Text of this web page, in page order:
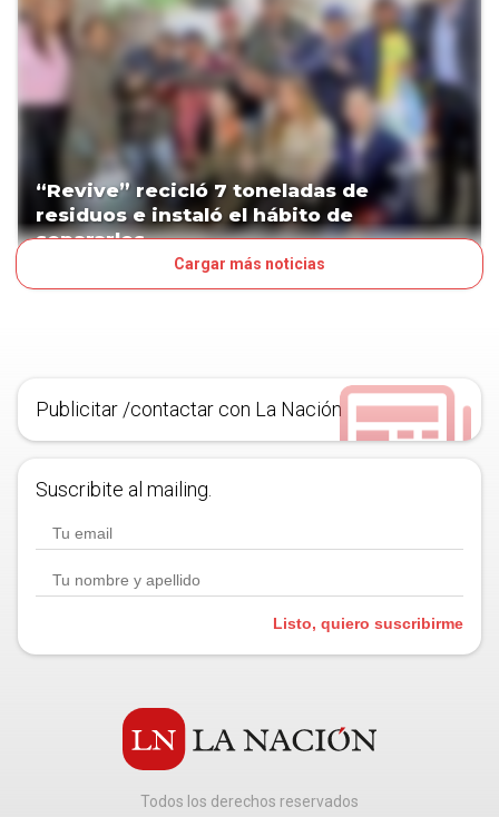
“Revive” recicló 7 toneladas de
residuos e instaló el hábito de
separarlos
Cargar más noticias
Publicitar /contactar con La Nación
Suscribite al mailing.
Listo, quiero suscribirme
Todos los derechos reservados